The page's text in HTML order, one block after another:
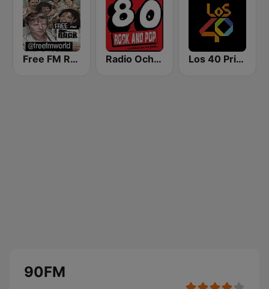
Free FM Rock Radio Ochentas España Los 40 Principales
90FM